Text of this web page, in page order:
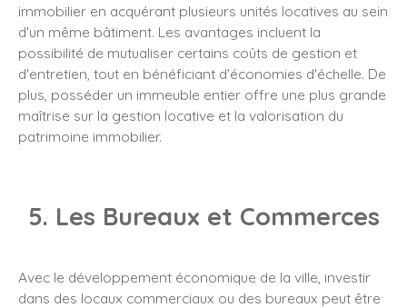
immobilier en acquérant plusieurs unités locatives au sein
d'un même bâtiment. Les avantages incluent la
possibilité de mutualiser certains coûts de gestion et
d'entretien, tout en bénéficiant d'économies d'échelle. De
plus, posséder un immeuble entier offre une plus grande
maîtrise sur la gestion locative et la valorisation du
patrimoine immobilier.
5. Les Bureaux et Commerces
Avec le développement économique de la ville, investir
dans des locaux commerciaux ou des bureaux peut être